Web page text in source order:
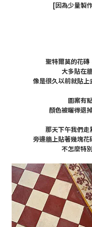
[因為少量製
聖特爾莫的花磚
大多貼在
像是很久以前就貼上
圖案有
顏色被曬得退
那天下午我們走
旁邊牆上貼著幾塊花
不怎麼特